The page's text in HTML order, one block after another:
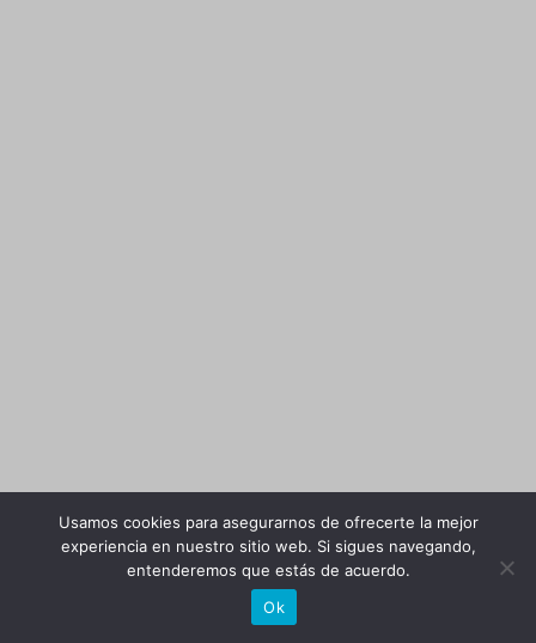
Usamos cookies para asegurarnos de ofrecerte la mejor
experiencia en nuestro sitio web. Si sigues navegando,
entenderemos que estás de acuerdo.
Ok